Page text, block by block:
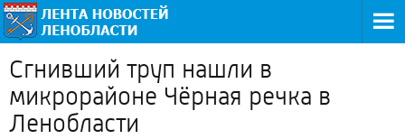
Сгнивший труп нашли в
микрорайоне Чёрная речка в
Ленобласти